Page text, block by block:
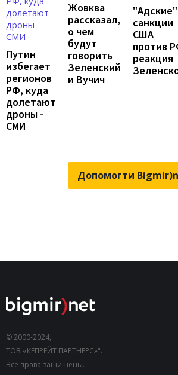
Путин
избегает
регионов
РФ, куда
долетают
дроны -
СМИ
Жовква
рассказал,
о чем
будут
говорить
Зеленский
и Вучич
"Адские"
санкции
США
против
реакция
Допомогти
© 2000-2024,
ТОВ «КЕПРЕЙТ ПАРТНЕРС»".
Все права защищены.